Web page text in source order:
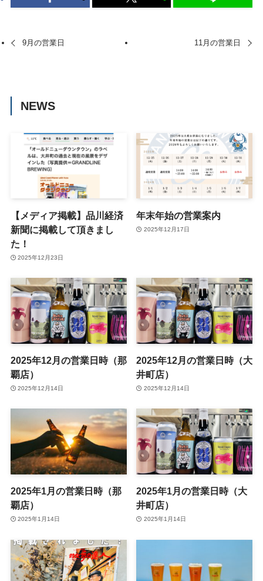
9月の営業日 11月の営業日
NEWS
【メディア掲載】品川経済
新聞に掲載して頂きまし
た！
2025年12月23日
年末年始の営業案内
2025年12月17日
2025年12月の営業日時（那
覇店）
2025年12月14日
2025年12月の営業日時（大
井町店）
2025年12月14日
2025年1月の営業日時（那
覇店）
2025年1月14日
2025年1月の営業日時（大
井町店）
2025年1月14日